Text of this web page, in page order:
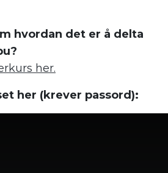
hvordan det er å delta
her.
her (krever passord):